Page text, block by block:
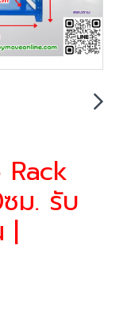
ม. รับ
|